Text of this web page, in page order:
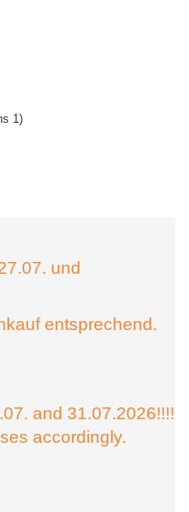
1)
und
entsprechend.
and 31.07.2026!!!!
accordingly.